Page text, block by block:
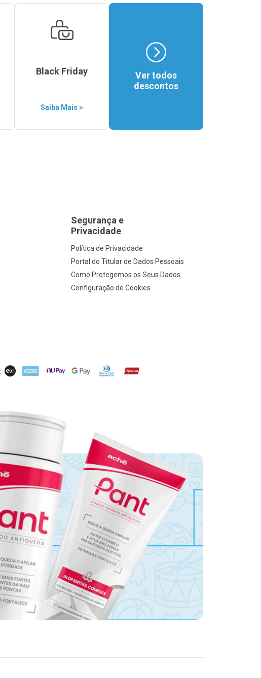
Black Friday
Saiba Mais >
Ver todos
descontos
Segurança e
Privacidade
Política de Privacidade
Portal do Titular de Dados Pessoais
Como Protegemos os Seus Dados
Configuração de Cookies
ELO AMEX NuPay Google PayDiners ClubHipercard